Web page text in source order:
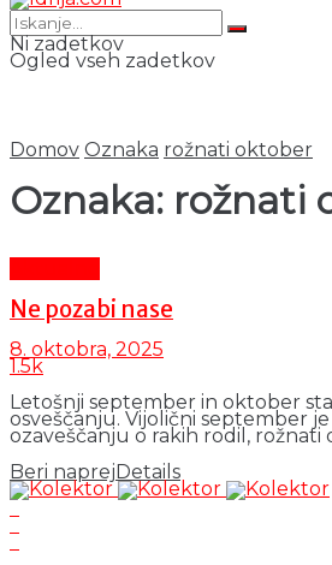
Ni zadetkov
Ogled vseh zadetkov
Domov Oznaka rožnati oktober
Oznaka: rožnati
Ne pozabi nase
8. oktobra, 2025
1.5k
Letošnji september in oktober
osveščanju. Vijolični september
ozaveščanju o rakih rodil, rožnati
Beri naprej Details